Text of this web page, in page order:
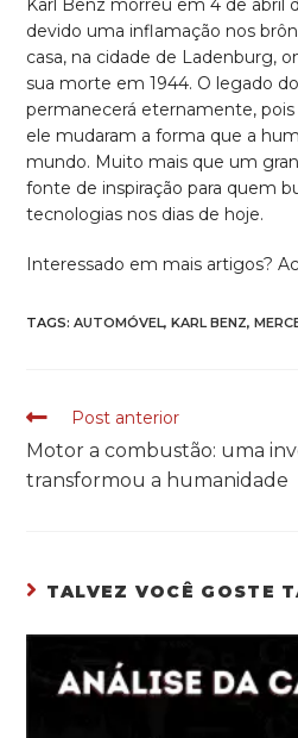
devido uma inflamação nos
casa, na cidade de Ladenburg,
sua morte em 1944. O legado
permanecerá eternamente, pois
ele mudaram a forma que a
mundo. Muito mais que um
fonte de inspiração para quem
tecnologias nos dias de hoje.
Interessado em mais artigos?
TAGS:AUTOMÓVEL, KARL BENZ,
READ
MORE
ARTICLES
Post anterior
Motor a combustão: uma
transformou a humanidade
TALVEZ VOCÊ GOSTE